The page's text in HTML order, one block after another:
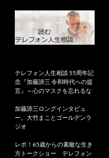
テレフォン人生相談 55周年記
念『加藤諦三 令和時代への提
言』～心のマスクを忘れるな
加藤諦三ロングインタビュ
ー。大竹まことゴールデンラ
ジオ
レポ！65歳からの素敵な生き
方トークショー テレフォン